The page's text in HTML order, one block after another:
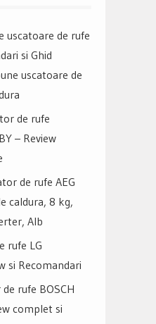
uscatoare de rufe
si Ghid
uscatoare de
de rufe
– Review
de rufe AEG
caldura, 8 kg,
Alb
rufe LG
si Recomandari
rufe BOSCH
complet si